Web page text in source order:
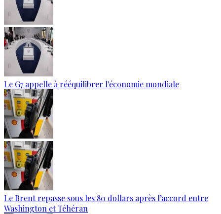
Le G7 appelle à rééquilibrer l'économie mondiale
Le Brent repasse sous les 80 dollars après l’accord entre
Washington et Téhéran